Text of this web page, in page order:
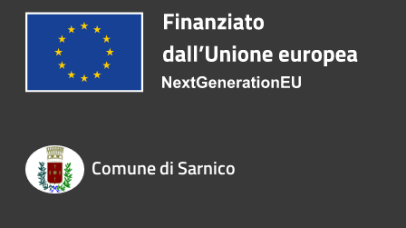
Comune di Sarnico